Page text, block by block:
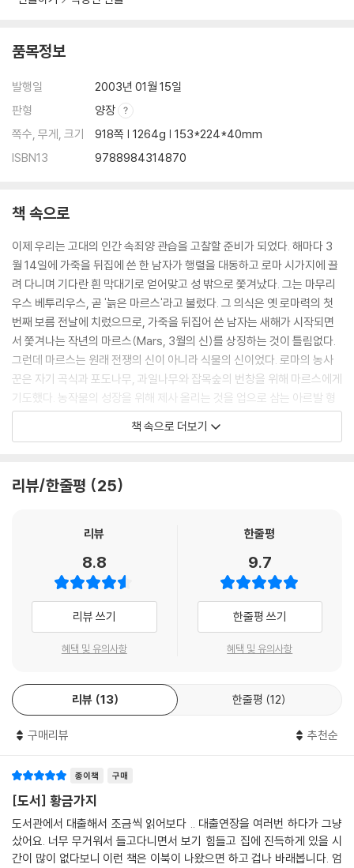
5장 죽음과 부활
찾아보기
품목정보
발행일
2003년 01월 15일
판형
양장
쪽수, 무게, 크기
918쪽 | 1264g | 153*224*40mm
ISBN13
9788984314870
책 속으로
이제 우리는 고대의 인간 속죄양 관습을 고찰할 준비가 되었다. 해마다 3
월 14일에 가죽을 뒤집에 쓴 한 남자가 행렬을 대동하고 로마 시가지에 끌
려 다니며 기다란 흰 막대기로 얻어맞고 성 밖으로 쫓겨났다. 그는 마무리
우스 베투리우스, 곧 '늙은 마르스'라고 불렀다. 그 의식은 옛 로마력의 첫
번째 보름 전날에 치렀으므로, 가죽을 뒤집어 쓴 남자는 새해가 시작되면
서 쫓겨나는 작년의 마르스(Mars, 3월의 신)를 상징하는 것이 틀림없다.
그런데 마르스는 원래 전쟁의 신이 아니라 식물의 신이었다. 로마의 농사
꾼은 자기 곡식과 포도나무, 과일나무와 잡목숲의 번창을 위해 마르스에게
기도했다. 농작물의 성장을 위해 제사 올리는 것을 업으로 삼는 아르발 형
제회의 사제단은 거의 배타적으로 마르스에게만 기원을 올렸다. 그리고 이
미 살펴 보았듯이, 풍성한 수확을 보장하기 위해 10월에 말을 제물로 바친
게 헌정한 사실도 그가 싹트는 식물의 신임을 가리키는 것으로 보인다. 그
브족의 '죽음의 추방'풍습과 동일한 것이다.
책 속으로 더보기
리뷰/한줄평 25
리뷰
8.8
리뷰 쓰기
혜택 및 유의사항
한줄평
9.7
한줄평 쓰기
혜택 및 유의사항
리뷰 13 한줄평 12
구매리뷰 추천순
종이책 구매
[도서] 황금가지
도서관에서 대출해서 조금씩 읽어보다 .. 대출연장을 여러번 하다가 그냥
샀어요. 너무 무거워서 들고다니면서 보기 힘들고 집에 진득하게 있을 시
간이 많이 없다보니 이런 책은 이북이 나왔으면 하고 겁나 바래봅니다. 엄